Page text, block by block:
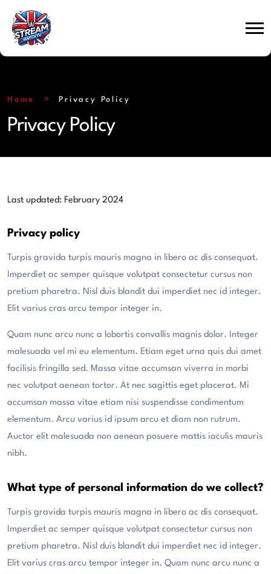
Home Privacy Policy
Privacy Policy
Last updated: February 2024
Privacy policy
Turpis gravida turpis mauris magna in libero ac dis consequat.
Imperdiet ac semper quisque volutpat consectetur cursus non
pretium pharetra. Nisl duis blandit dui imperdiet nec id integer.
Elit varius cras arcu tempor integer in.
Quam nunc arcu nunc a lobortis convallis magnis dolor. Integer
malesuada vel mi eu elementum. Etiam eget urna quis dui amet
facilisis fringilla sed. Massa vitae accumsan viverra in morbi
nec volutpat aenean tortor. At nec sagittis eget placerat. Mi
accumsan massa vitae etiam nisi suspendisse condimentum
elementum. Arcu varius id ipsum arcu et diam non rutrum.
Auctor elit malesuada non aenean posuere mattis iaculis mauris
nibh.
What type of personal information do we collect?
Turpis gravida turpis mauris magna in libero ac dis consequat.
Imperdiet ac semper quisque volutpat consectetur cursus non
pretium pharetra. Nisl duis blandit dui imperdiet nec id integer.
Elit varius cras arcu tempor integer in. Quam nunc arcu nunc a